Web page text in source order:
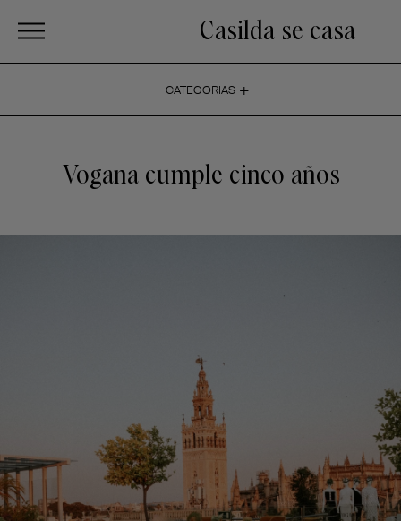
Casilda se casa
CATEGORIAS +
Vogana cumple cinco años